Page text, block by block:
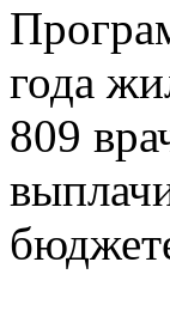
года
809